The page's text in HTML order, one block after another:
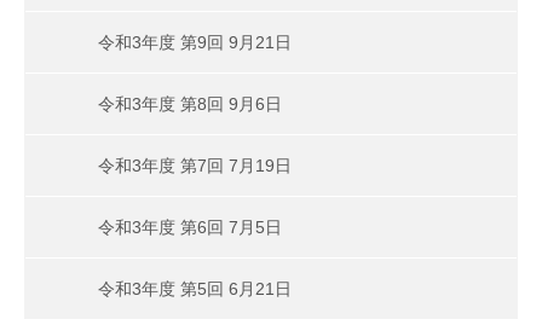
令和3年度 第9回 9月21日
令和3年度 第8回 9月6日
令和3年度 第7回 7月19日
令和3年度 第6回 7月5日
令和3年度 第5回 6月21日